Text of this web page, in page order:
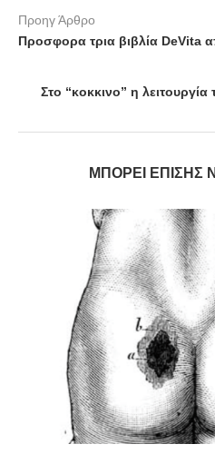
Προηγ Άρθρο
Προσφορα τρια βιβλία DeVita
Στο “κοκκινο” η
ΜΠΟΡΕΊ ΕΠΊΣΗΣ